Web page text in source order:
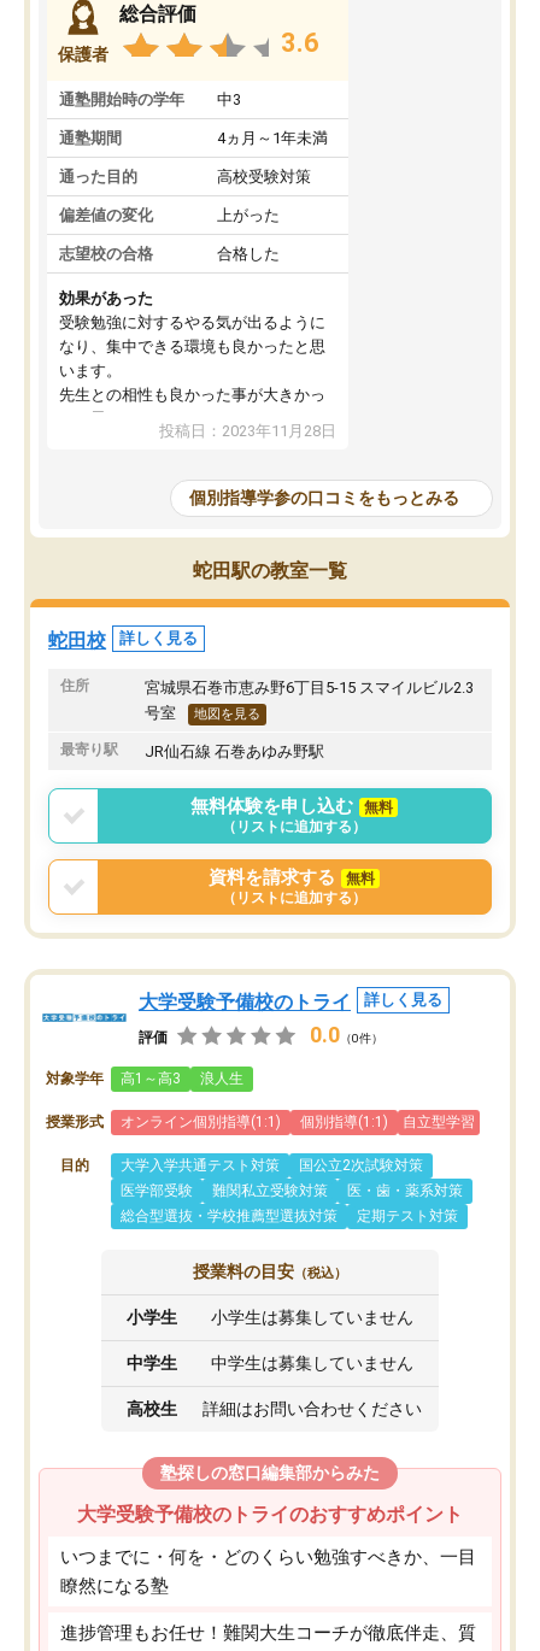
保護者
総合評価
3.6
通塾開始時の学年 中3
通塾期間 4ヵ月～1年未満
通った目的 高校受験対策
偏差値の変化 上がった
志望校の合格 合格した
効果があった
受験勉強に対するやる気が出るように
なり、集中できる環境も良かったと思
います。
先生との相性も良かった事が大きかっ
たと思います。
投稿日：2023年11月28日
個別指導学参の口コミをもっとみる
蛇田駅の教室一覧
蛇田校 詳しく見る
住所
宮城県石巻市恵み野6丁目5-15 スマイルビル2.3
号室
地図を見る
最寄り駅 JR仙石線 石巻あゆみ野駅
無料体験を申し込む
無料
（リストに追加する）
資料を請求する
無料
（リストに追加する）
大学受験予備校のトライ 詳しく見る
評価 0.0 （0件）
対象学年 高1～高3 浪人生
授業形式 オンライン個別指導(1:1) 個別指導(1:1) 自立型学習
目的 大学入学共通テスト対策
国公立2次試験対策
医学部受験
難関私立受験対策
医・歯・薬系対策
総合型選抜・学校推薦型選抜対策
定期テスト対策
授業料の目安 （税込）
小学生 小学生は募集していません
中学生 中学生は募集していません
高校生 詳細はお問い合わせください
塾探しの窓口編集部からみた
大学受験予備校のトライのおすすめポイント
いつまでに・何を・どのくらい勉強すべきか、一目
瞭然になる塾
進捗管理もお任せ！難関大生コーチが徹底伴走、質